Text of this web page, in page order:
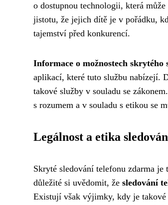
o dostupnou technologii, která
jistotu, že jejich dítě je v pořádku,
tajemství před konkurencí.
Informace o možnostech skrytého
aplikací, které tuto službu nabízejí.
takové služby v souladu se
s rozumem a v souladu s etikou se
Legálnost a etika
Skryté sledování telefonu zdarma je
důležité si uvědomit, že sledování
Existují však výjimky, kdy je